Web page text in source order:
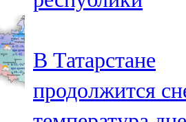
Түбән Кама
Чирмешән
107,7 FM
В Татарстане
продолжится